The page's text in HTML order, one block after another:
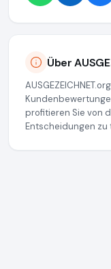
Über
profitieren Sie von
Entscheidungen zu